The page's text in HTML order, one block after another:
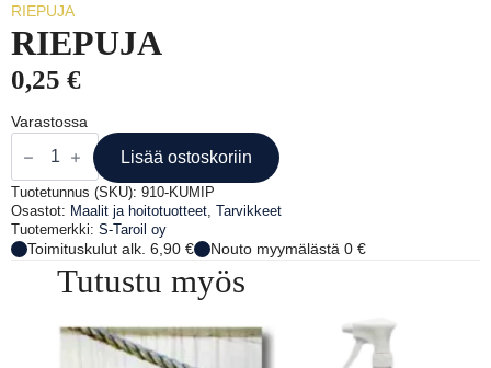
RIEPUJA
RIEPUJA
0,25 €
Varastossa
RIEPUJA
määrä
Lisää ostoskoriin
Tuotetunnus (SKU): 910-KUMIP
Osastot: Maalit ja hoitotuotteet Tarvikkeet
Tuotemerkki: S-Taroil oy
Toimituskulut alk. 6,90 € Nouto myymälästä 0 €
Tutustu myös